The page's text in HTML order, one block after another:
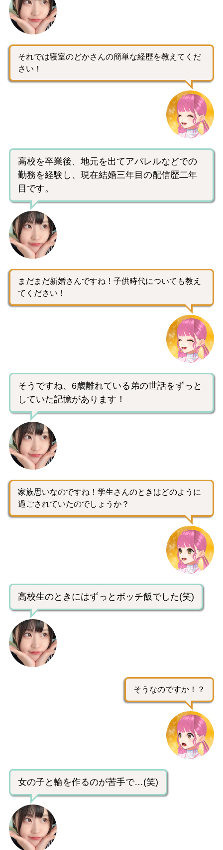
それでは寝室のどかさんの簡単な経歴を教えてくだ
さい！
高校を卒業後、地元を出てアパレルなどでの
勤務を経験し、現在結婚三年目の配信歴二年
目です。
まだまだ新婚さんですね！子供時代についても教え
てください！
そうですね、6歳離れている弟の世話をずっと
していた記憶があります！
家族思いなのですね！学生さんのときはどのように
過ごされていたのでしょうか？
高校生のときにはずっとボッチ飯でした(笑)
そうなのですか！？
女の子と輪を作るのが苦手で…(笑)